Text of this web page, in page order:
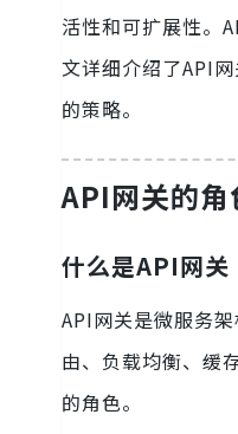
活性和可扩展性。
文详细介绍了API
的策略。
API网关的
什么是API网关
API网关是微服务
由、负载均衡、缓
的角色。